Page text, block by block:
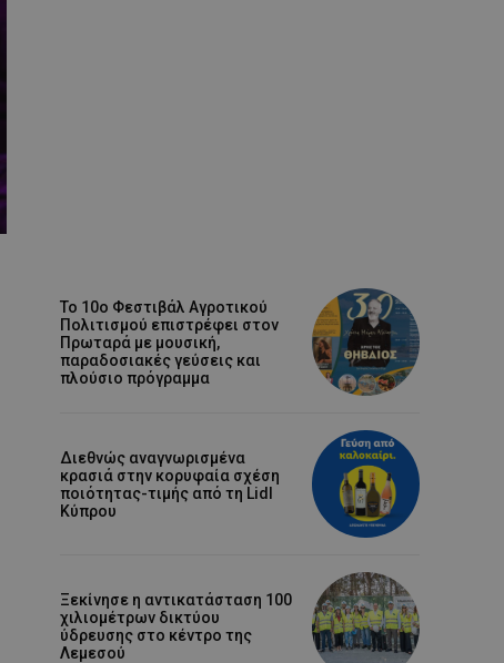
Το 10ο Φεστιβάλ Αγροτικού
Πολιτισμού επιστρέφει στον
Πρωταρά με μουσική,
παραδοσιακές γεύσεις και
πλούσιο πρόγραμμα
Διεθνώς αναγνωρισμένα
κρασιά στην κορυφαία σχέση
ποιότητας-τιμής από τη Lidl
Κύπρου
Ξεκίνησε η αντικατάσταση 100
χιλιομέτρων δικτύου
ύδρευσης στο κέντρο της
Λεμεσού